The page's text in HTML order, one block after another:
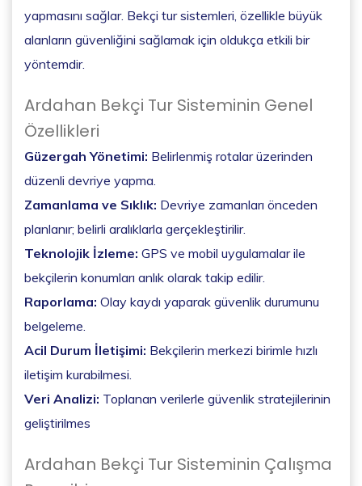
yapmasını sağlar. Bekçi tur sistemleri, özellikle büyük
alanların güvenliğini sağlamak için oldukça etkili bir
yöntemdir.
Ardahan Bekçi Tur Sisteminin Genel
Özellikleri
Güzergah Yönetimi: Belirlenmiş rotalar üzerinden
düzenli devriye yapma.
Zamanlama ve Sıklık: Devriye zamanları önceden
planlanır; belirli aralıklarla gerçekleştirilir.
Teknolojik İzleme: GPS ve mobil uygulamalar ile
bekçilerin konumları anlık olarak takip edilir.
Raporlama: Olay kaydı yaparak güvenlik durumunu
belgeleme.
Acil Durum İletişimi: Bekçilerin merkezi birimle hızlı
iletişim kurabilmesi.
Veri Analizi: Toplanan verilerle güvenlik stratejilerinin
geliştirilmes
Ardahan Bekçi Tur Sisteminin Çalışma